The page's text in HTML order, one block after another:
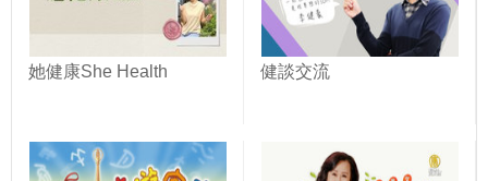
她健康She Health 健談交流